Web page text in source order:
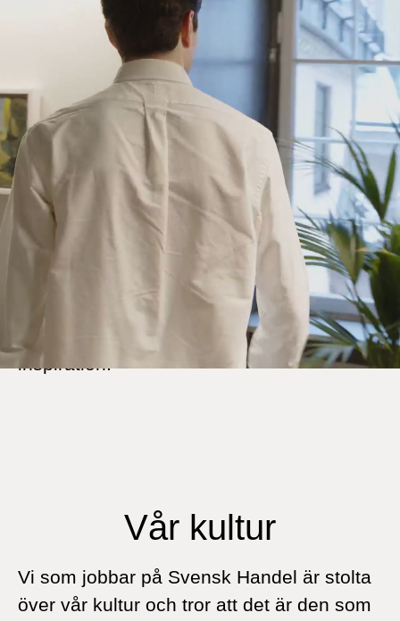
konkurrenskraft - idag
och i framtiden
Vi på Svensk Handel jobbar för att
svenska handlare ska kunna fortsätta med
det de är bäst på - att göra vardagen
smidigare för fler. Vår arbetsplats är full av
engagerade experter inom olika områden
som tillsammans representerar hela
handelns röst. Här får du vara med och
driva viktiga frågor för parti- , detalj- och e-
handeln, sprida kunskap, insikter och
inspiration.
Vår kultur
Vi som jobbar på Svensk Handel är stolta
över vår kultur och tror att det är den som